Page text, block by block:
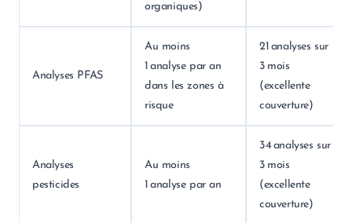
organiques)
Analyses PFAS
Au moins
1 analyse par an
dans les zones à
risque
21 analyses sur
3 mois
(excellente
couverture)
Analyses
pesticides
Au moins
1 analyse par an
34 analyses sur
3 mois
(excellente
couverture)